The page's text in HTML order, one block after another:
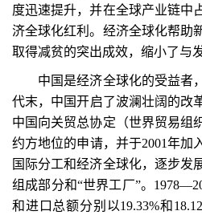
度迅速提升，并在全球产业链中
济全球化红利。经济全球化帮助
取得减贫的突出成效，缩小了与
中国是经济全球化的受益者，
代末，中国开启了波澜壮阔的改
中国向关贸总协定（世界贸易组
约方地位的申请，并于2001年加
国际分工和经济全球化，逐步发
组成部分和“世界工厂”。
和进口总额分别以19.33%和